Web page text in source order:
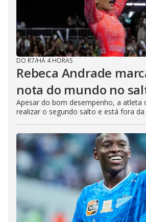
DO R7/HÁ 4 HORAS
Rebeca Andrade
nota do mundo no
Apesar do bom desempenho, a atleta
realizar o segundo salto e está fora da